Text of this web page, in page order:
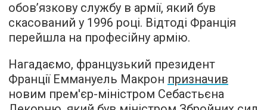
обов’язкову службу в армії, який був
скасований у 1996 році. Відтоді Франція
перейшла на професійну армію.
Нагадаємо, французький президент
Франції Еммануель Макрон призначив
новим прем'єр-міністром Себастьєна